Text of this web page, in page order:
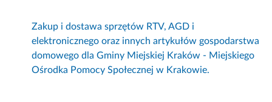
Zakup i dostawa sprzętów RTV, AGD i
elektronicznego oraz innych artykułów gospodarstwa
domowego dla Gminy Miejskiej Kraków - Miejskiego
Ośrodka Pomocy Społecznej w Krakowie.